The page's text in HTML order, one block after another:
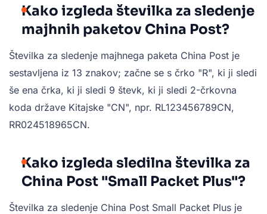
Kako izgleda številka za sledenje
majhnih paketov China Post?
Številka za sledenje majhnega paketa China Post je
sestavljena iz 13 znakov; začne se s črko "R", ki ji sledi
še ena črka, ki ji sledi 9 števk, ki ji sledi 2-črkovna
koda države Kitajske "CN", npr. RL123456789CN,
RR024518965CN.
Kako izgleda sledilna številka za
China Post "Small Packet Plus"?
Številka za sledenje China Post Small Packet Plus je